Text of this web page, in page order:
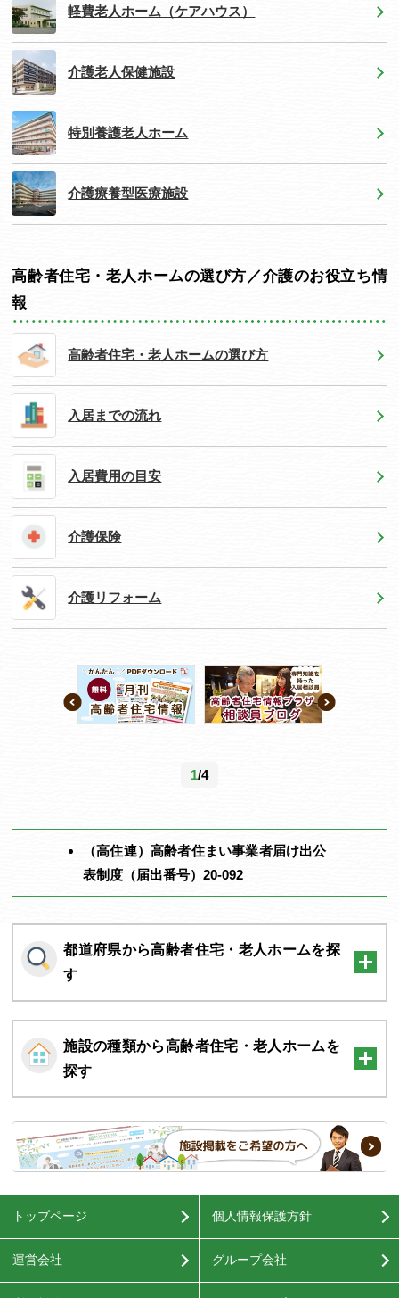
軽費老人ホーム（ケアハウス）
介護老人保健施設
特別養護老人ホーム
介護療養型医療施設
高齢者住宅・老人ホームの選び方／介護のお役立ち情
報
高齢者住宅・老人ホームの選び方
入居までの流れ
入居費用の目安
介護保険
介護リフォーム
1/4
（高住連）高齢者住まい事業者届け出公
表制度（届出番号）20-092
都道府県から高齢者住宅・老人ホームを探
す
施設の種類から高齢者住宅・老人ホームを
探す
トップページ 個人情報保護方針
運営会社 グループ会社